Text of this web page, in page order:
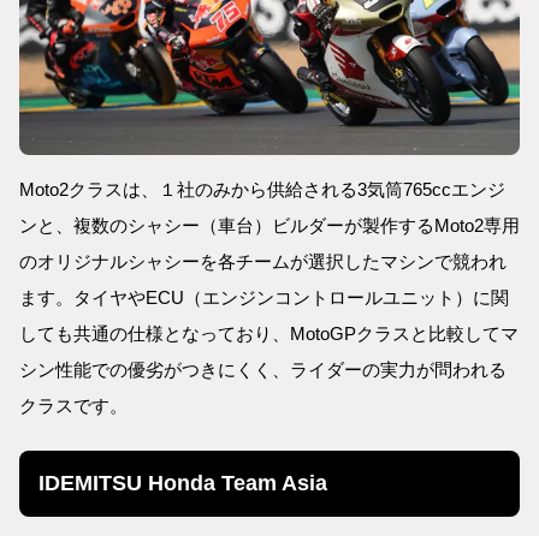
Moto2クラスは、１社のみから供給される3気筒765ccエンジ
ンと、複数のシャシー（車台）ビルダーが製作するMoto2専用
のオリジナルシャシーを各チームが選択したマシンで競われ
ます。タイヤやECU（エンジンコントロールユニット）に関
しても共通の仕様となっており、MotoGPクラスと比較してマ
シン性能での優劣がつきにくく、ライダーの実力が問われる
クラスです。
IDEMITSU Honda Team Asia